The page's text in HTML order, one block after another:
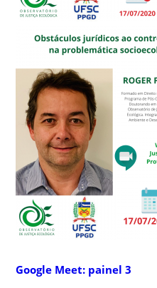
Google Meet: painel 3